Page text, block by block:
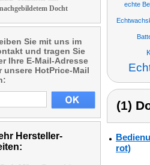
nachgebildetem Docht
Sie mit uns im
und tragen Sie
Ihre E-Mail-Adresse
unsere HotPrice-Mail
Hersteller-
echte
(1)
rot)